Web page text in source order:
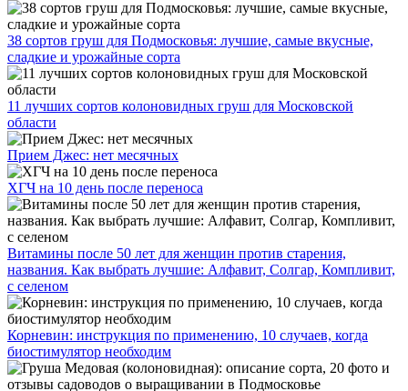
38 сортов груш для Подмосковья: лучшие, самые вкусные,
сладкие и урожайные сорта
11 лучших сортов колоновидных груш для Московской
области
Прием Джес: нет месячных
ХГЧ на 10 день после переноса
Витамины после 50 лет для женщин против старения,
названия. Как выбрать лучшие: Алфавит, Солгар, Компливит,
с селеном
Корневин: инструкция по применению, 10 случаев, когда
биостимулятор необходим